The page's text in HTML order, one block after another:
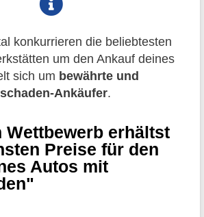
konkurrieren die beliebtesten
um den Ankauf deines
sich um bewährte und
Ankäufer.
Wettbewerb erhältst
Preise für den
Autos mit